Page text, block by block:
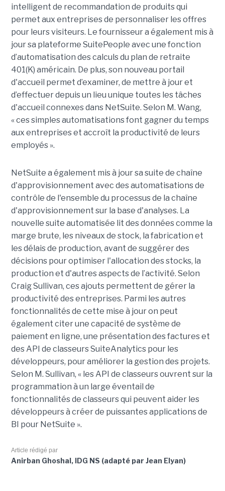
intelligent de recommandation de produits qui
permet aux entreprises de personnaliser les offres
pour leurs visiteurs. Le fournisseur a également mis à
jour sa plateforme SuitePeople avec une fonction
d’automatisation des calculs du plan de retraite
401(K) américain. De plus, son nouveau portail
d'accueil permet d’examiner, de mettre à jour et
d’effectuer depuis un lieu unique toutes les tâches
d'accueil connexes dans NetSuite. Selon M. Wang,
« ces simples automatisations font gagner du temps
aux entreprises et accroît la productivité de leurs
employés ».
NetSuite a également mis à jour sa suite de chaîne
d'approvisionnement avec des automatisations de
contrôle de l'ensemble du processus de la chaîne
d'approvisionnement sur la base d'analyses. La
nouvelle suite automatisée lit des données comme la
marge brute, les niveaux de stock, la fabrication et
les délais de production, avant de suggérer des
décisions pour optimiser l'allocation des stocks, la
production et d'autres aspects de l’activité. Selon
Craig Sullivan, ces ajouts permettent de gérer la
productivité des entreprises. Parmi les autres
fonctionnalités de cette mise à jour on peut
également citer une capacité de système de
paiement en ligne, une présentation des factures et
des API de classeurs SuiteAnalytics pour les
développeurs, pour améliorer la gestion des projets.
Selon M. Sullivan, « les API de classeurs ouvrent sur la
programmation à un large éventail de
fonctionnalités de classeurs qui peuvent aider les
développeurs à créer de puissantes applications de
BI pour NetSuite ».
Article rédigé par
Anirban Ghoshal, IDG NS (adapté par Jean Elyan)